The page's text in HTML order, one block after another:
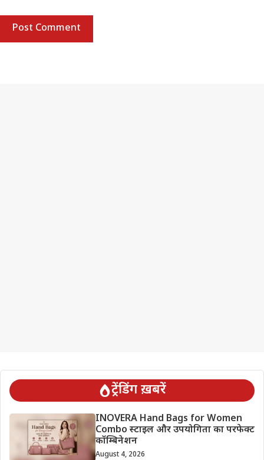
ट्रेंडिंग ख़बरें
INOVERA Hand Bags for Women
Combo स्टाइल और उपयोगिता का परफेक्ट
कॉम्बिनेशन
August 4, 2026